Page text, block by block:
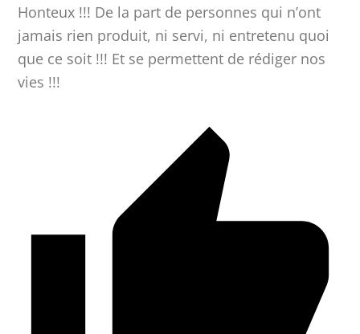
Honteux !!! De la part de personnes qui n’ont
jamais rien produit, ni servi, ni entretenu quoi
que ce soit !!! Et se permettent de rédiger nos
vies !!!